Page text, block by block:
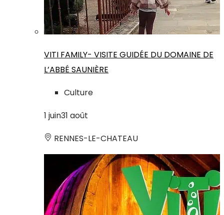
VITI FAMILY- VISITE GUIDÉE DU DOMAINE DE
L’ABBÉ SAUNIÈRE
Culture
1 juin31 août
RENNES-LE-CHATEAU